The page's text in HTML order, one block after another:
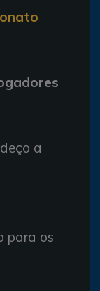
a
para os